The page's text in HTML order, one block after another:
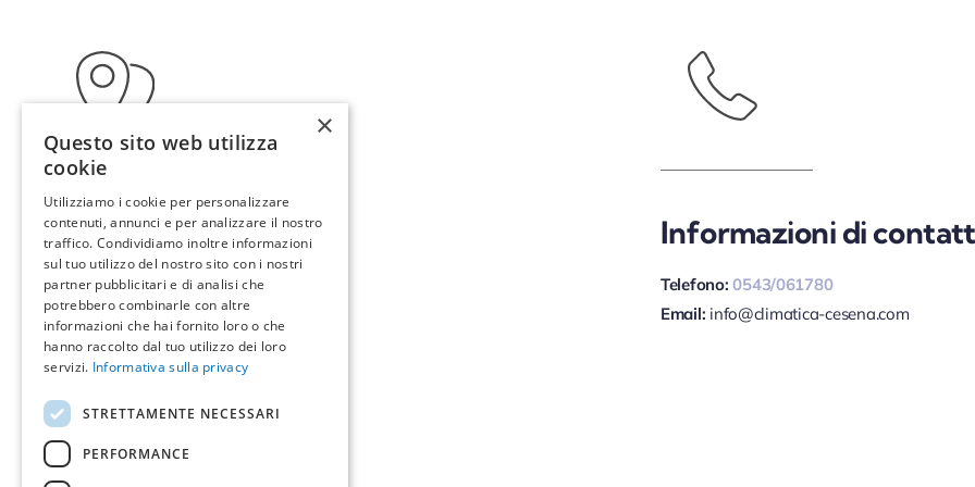
Indirizzo
Via Cavalcavia 843
Cesena - Emilia-Romagna
47521 - Italia
Informazioni di
Telefono: 0543/061780
Email: info@climatica-cesena.com
×
Questo sito web utilizza
cookie
Utilizziamo i cookie per personalizzare
contenuti, annunci e per analizzare il nostro
traffico. Condividiamo inoltre informazioni
sul tuo utilizzo del nostro sito con i nostri
partner pubblicitari e di analisi che
potrebbero combinarle con altre
informazioni che hai fornito loro o che
hanno raccolto dal tuo utilizzo dei loro
servizi. Informativa sulla privacy
STRETTAMENTE NECESSARI
PERFORMANCE